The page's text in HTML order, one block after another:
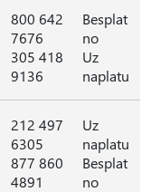
800 642
7676
305 418
9136
Besplat
no
Uz
naplatu
212 497
6305
877 860
4891
Uz
naplatu
Besplat
no